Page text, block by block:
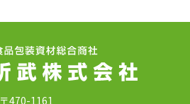
〒470-1161